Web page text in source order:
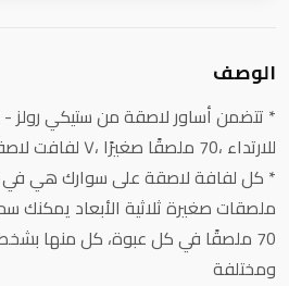
الوصف
* تتضمن أساور لاصقة من ستيكي رولز
للارتداء ،70 ملصقًا صغيرًا ،٧ لفافت لاصقة
ملصقات صغيرة ثلاثية الأبعاد يمكنك
70 ملصقًا في كل عبوة، كل منها
ومختلفة